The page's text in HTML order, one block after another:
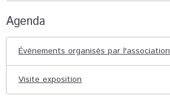
Agenda
Événements organisés par l'association
Visite exposition